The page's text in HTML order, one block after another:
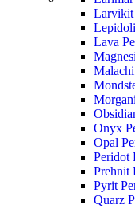
Larvikit
Lava
Onyx
Opal
Peridot
Prehnit
Pyrit
Quarz